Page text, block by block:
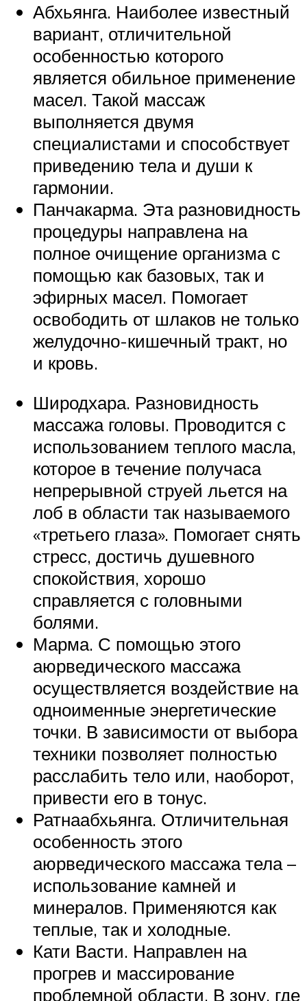
Абхьянга. Наиболее известный
вариант, отличительной
особенностью которого
является обильное применение
масел. Такой массаж
выполняется двумя
специалистами и способствует
приведению тела и души к
гармонии.
Панчакарма. Эта разновидность
процедуры направлена на
полное очищение организма с
помощью как базовых, так и
эфирных масел. Помогает
освободить от шлаков не только
желудочно-кишечный тракт, но
и кровь.
Широдхара. Разновидность
массажа головы. Проводится с
использованием теплого масла,
которое в течение получаса
непрерывной струей льется на
лоб в области так называемого
«третьего глаза». Помогает снять
стресс, достичь душевного
спокойствия, хорошо
справляется с головными
болями.
Марма. С помощью этого
аюрведического массажа
осуществляется воздействие на
одноименные энергетические
точки. В зависимости от выбора
техники позволяет полностью
расслабить тело или, наоборот,
привести его в тонус.
Ратнаабхьянга. Отличительная
особенность этого
аюрведического массажа тела –
использование камней и
минералов. Применяются как
теплые, так и холодные.
Кати Васти. Направлен на
прогрев и массирование
проблемной области. В зону, где